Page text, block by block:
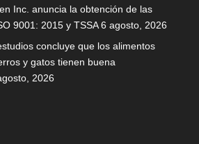
Inc. anuncia la obtención de las
9001: 2015 y TSSA 6 agosto, 2026
concluye que los alimentos
y gatos tienen buena
2026